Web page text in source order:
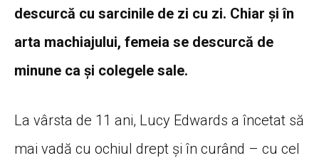
descurcă cu sarcinile de zi cu zi. Chiar și în
arta machiajului, femeia se descurcă de
minune ca și colegele sale.
La vârsta de 11 ani, Lucy Edwards a încetat să
mai vadă cu ochiul drept și în curând – cu cel